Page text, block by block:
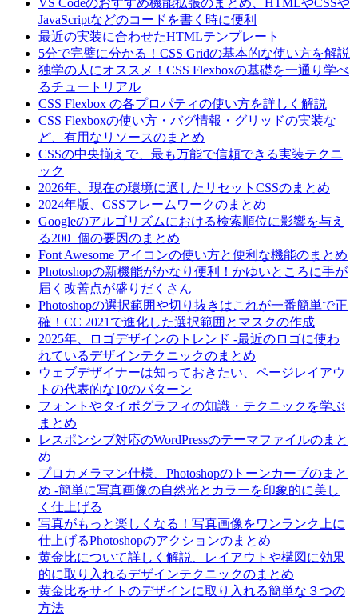
JavaScriptなどのコードを書く時に便利
最近の実装に合わせたHTMLテンプレート
5分で完璧に分かる！CSS Gridの基本的な使い方を解説
独学の人にオススメ！CSS Flexboxの基礎を一通り学べ
るチュートリアル
CSS Flexbox の各プロパティの使い方を詳しく解説
CSS Flexboxの使い方・バグ情報・グリッドの実装な
ど、有用なリソースのまとめ
CSSの中央揃えで、最も万能で信頼できる実装テクニ
ック
2026年、現在の環境に適したリセットCSSのまとめ
2024年版、CSSフレームワークのまとめ
Googleのアルゴリズムにおける検索順位に影響を与え
る200+個の要因のまとめ
Font Awesome アイコンの使い方と便利な機能のまとめ
Photoshopの新機能がかなり便利！かゆいところに手が
届く改善点が盛りだくさん
Photoshopの選択範囲や切り抜きはこれが一番簡単で正
確！CC 2021で進化した選択範囲とマスクの作成
2025年、ロゴデザインのトレンド -最近のロゴに使わ
れているデザインテクニックのまとめ
ウェブデザイナーは知っておきたい、ページレイアウ
トの代表的な10のパターン
フォントやタイポグラフィの知識・テクニックを学ぶ
まとめ
レスポンシブ対応のWordPressのテーマファイルのまと
め
プロカメラマン仕様、Photoshopのトーンカーブのまと
め -簡単に写真画像の自然光とカラーを印象的に美し
く仕上げる
写真がもっと楽しくなる！写真画像をワンランク上に
仕上げるPhotoshopのアクションのまとめ
黄金比について詳しく解説、レイアウトや構図に効果
的に取り入れるデザインテクニックのまとめ
黄金比をサイトのデザインに取り入れる簡単な３つの
方法